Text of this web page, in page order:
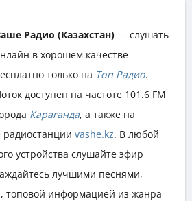
Радио (Казахстан) — слушать
в хорошем качестве
только на Топ Радио.
доступен на частоте 101.6 FM
Караганда, а также на
vashe.kz. В любой
устройства слушайте эфир
лучшими песнями,
топовой информацией из жанра